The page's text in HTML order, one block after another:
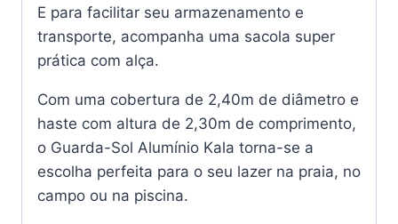
E para facilitar seu armazenamento e
transporte, acompanha uma sacola super
prática com alça.
Com uma cobertura de 2,40m de diâmetro e
haste com altura de 2,30m de comprimento,
o Guarda-Sol Alumínio Kala torna-se a
escolha perfeita para o seu lazer na praia, no
campo ou na piscina.